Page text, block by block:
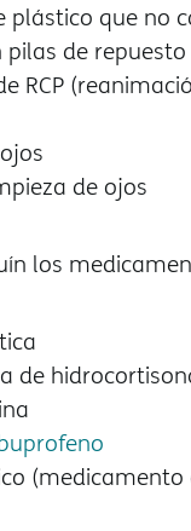
plástico que no
de repuesto
RCP
de ojos
los
de